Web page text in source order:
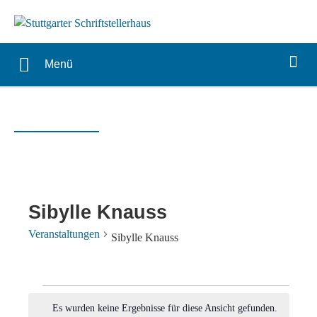
Menü
Sibylle Knauss
Veranstaltungen Sibylle Knauss
Es wurden keine Ergebnisse für diese Ansicht gefunden.